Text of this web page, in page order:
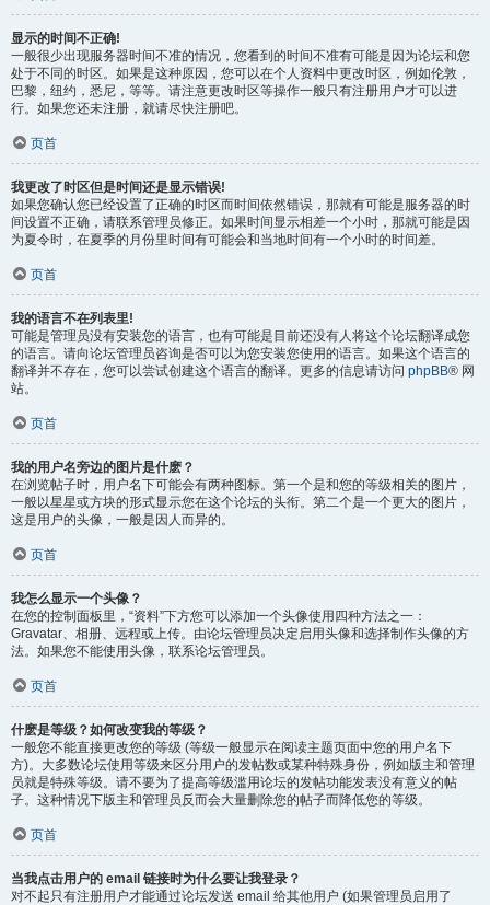
显示的时间不正确!
一般很少出现服务器时间不准的情况，您看到的时间不准有可能是因为论坛和您
处于不同的时区。如果是这种原因，您可以在个人资料中更改时区，例如伦敦，
巴黎，纽约，悉尼，等等。请注意更改时区等操作一般只有注册用户才可以进
行。如果您还未注册，就请尽快注册吧。
页首
我更改了时区但是时间还是显示错误!
如果您确认您已经设置了正确的时区而时间依然错误，那就有可能是服务器的时
间设置不正确，请联系管理员修正。如果时间显示相差一个小时，那就可能是因
为夏令时，在夏季的月份里时间有可能会和当地时间有一个小时的时间差。
页首
我的语言不在列表里!
可能是管理员没有安装您的语言，也有可能是目前还没有人将这个论坛翻译成您
的语言。请向论坛管理员咨询是否可以为您安装您使用的语言。如果这个语言的
翻译并不存在，您可以尝试创建这个语言的翻译。更多的信息请访问 phpBB® 网
站。
页首
我的用户名旁边的图片是什麽？
在浏览帖子时，用户名下可能会有两种图标。第一个是和您的等级相关的图片，
一般以星星或方块的形式显示您在这个论坛的头衔。第二个是一个更大的图片，
这是用户的头像，一般是因人而异的。
页首
我怎么显示一个头像？
在您的控制面板里，“资料”下方您可以添加一个头像使用四种方法之一：
Gravatar、相册、远程或上传。由论坛管理员决定启用头像和选择制作头像的方
法。如果您不能使用头像，联系论坛管理员。
页首
什麽是等级？如何改变我的等级？
一般您不能直接更改您的等级 (等级一般显示在阅读主题页面中您的用户名下
方)。大多数论坛使用等级来区分用户的发帖数或某种特殊身份，例如版主和管理
员就是特殊等级。请不要为了提高等级滥用论坛的发帖功能发表没有意义的帖
子。这种情况下版主和管理员反而会大量删除您的帖子而降低您的等级。
页首
当我点击用户的 email 链接时为什么要让我登录？
对不起只有注册用户才能通过论坛发送 email 给其他用户 (如果管理员启用了